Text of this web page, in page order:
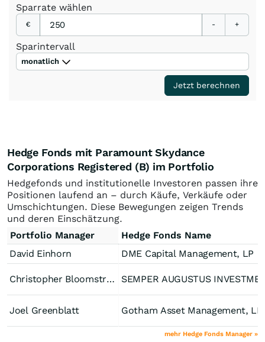
Sparrate wählen
€ - +
Sparintervall
monatlich
Jetzt berechnen
Hedge Fonds mit Paramount Skydance
Corporations Registered (B) im Portfolio
Hedgefonds und institutionelle Investoren passen ihre
Positionen laufend an – durch Käufe, Verkäufe oder
Umschichtungen. Diese Bewegungen zeigen Trends
und deren Einschätzung.
Portfolio Manager
Hedge Fonds Name
David Einhorn
DME Capital Management, LP
Christopher Bloomstran
Joel Greenblatt Gotham Asset Management,
mehr Hedge Fonds Manager »